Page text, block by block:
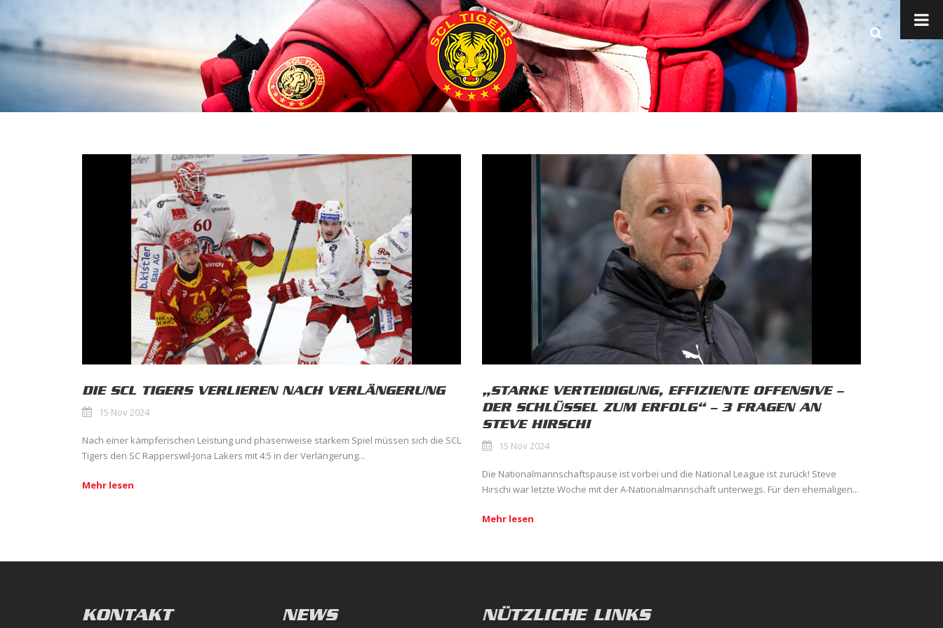
DIE SCL TIGERS VERLIEREN NACH VERLÄNGERUNG
15 Nov 2024
Nach einer kämpferischen Leistung und phasenweise starkem Spiel müssen sich die SCL
Tigers den SC Rapperswil-Jona Lakers mit 4:5 in der Verlängerung...
Mehr lesen
„STARKE VERTEIDIGUNG, EFFIZIENTE OFFENSIVE –
DER SCHLÜSSEL ZUM ERFOLG“ – 3 FRAGEN AN
STEVE HIRSCHI
15 Nov 2024
Die Nationalmannschaftspause ist vorbei und die National League ist zurück! Steve
Hirschi war letzte Woche mit der A-Nationalmannschaft unterwegs. Für den ehemaligen...
Mehr lesen
KONTAKT NEWS NÜTZLICHE LINKS